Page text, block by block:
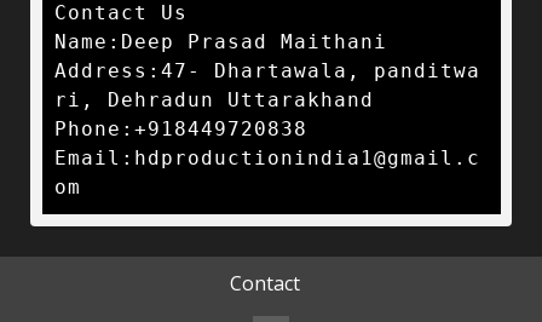
Contact Us
Name:Deep Prasad Maithani
Address:47- Dhartawala, panditwa
ri, Dehradun Uttarakhand
Phone:+918449720838
Email:hdproductionindia1@gmail.c
om
Contact